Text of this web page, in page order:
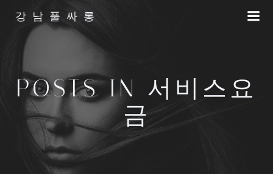
강남풀싸롱
POSTS IN 서비스요
금